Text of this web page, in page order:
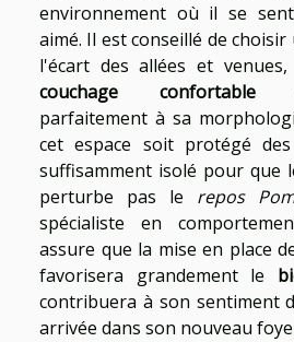
environnement où il se
aimé. Il est conseillé de
l'écart des allées et
couchage confortable
parfaitement à sa
cet espace soit protégé
suffisamment isolé pour que
perturbe pas le repos
spécialiste en
assure que la mise en place
favorisera grandement le
contribuera à son sentiment
arrivée dans son nouveau